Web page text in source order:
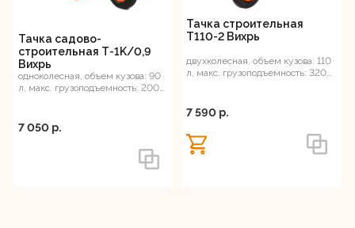
Тачка садово-
строительная Т-1K/0,9
Вихрь
одноколесная, объем кузова: 90
л, макс. грузоподъемность: 200
7 050 p.
Тачка строительная
Т110-2 Вихрь
двухколесная, объем кузова: 110
л, макс. грузоподъемность: 320
7 590 p.